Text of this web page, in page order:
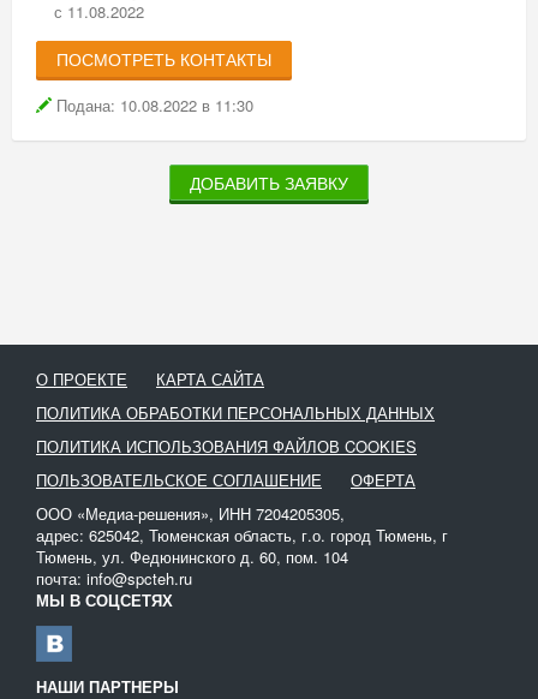
с 11.08.2022
ПОСМОТРЕТЬ КОНТАКТЫ
Подана: 10.08.2022 в 11:30
ДОБАВИТЬ ЗАЯВКУ
О ПРОЕКТЕ
КАРТА САЙТА
ПОЛИТИКА ОБРАБОТКИ ПЕРСОНАЛЬНЫХ ДАННЫХ
ПОЛИТИКА ИСПОЛЬЗОВАНИЯ ФАЙЛОВ COOKIES
ПОЛЬЗОВАТЕЛЬСКОЕ СОГЛАШЕНИЕ
ОФЕРТА
ООО «Медиа-решения», ИНН 7204205305,
адрес: 625042, Тюменская область, г.о. город Тюмень, г
Тюмень, ул. Федюнинского д. 60, пом. 104
почта: info@spcteh.ru
МЫ В СОЦСЕТЯХ
НАШИ ПАРТНЕРЫ